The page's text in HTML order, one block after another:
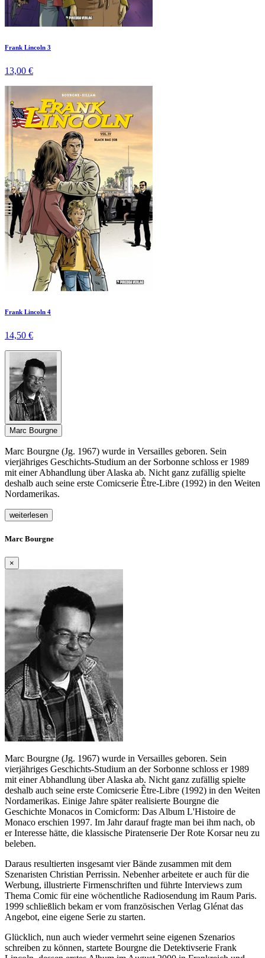
Frank Lincoln 3
13,00 €
Frank Lincoln 4
14,50 €
Marc Bourgne
Marc Bourgne (Jg. 1967) wurde in Versailles geboren. Sein
vierjähriges Geschichts-Studium an der Sorbonne schloss er 1989
mit einer Abhandlung über Alaska ab. Nicht ganz zufällig spielte
deshalb auch seine erste Comicserie Être-Libre (1992) in den Weiten
Nordamerikas.
weiterlesen
Marc Bourgne
×
Marc Bourgne (Jg. 1967) wurde in Versailles geboren. Sein
vierjähriges Geschichts-Studium an der Sorbonne schloss er 1989
mit einer Abhandlung über Alaska ab. Nicht ganz zufällig spielte
deshalb auch seine erste Comicserie Être-Libre (1992) in den Weiten
Nordamerikas. Einige Jahre später realisierte Bourgne die
Geschichte Monacos in Comicform: Das Album L'Histoire de
Monaco erschien 1997. Im Jahr darauf fragte man bei ihm nach, ob
er Interesse hätte, die klassische Piratenserie Der Rote Korsar neu zu
beleben.
Daraus resultierten insgesamt vier Bände zusammen mit dem
Szenaristen Christian Perrissin. Nebenher arbeitete er auch für die
Werbung, illustrierte Firmenschriften und führte Interviews zum
Thema Comic für eine wöchentliche Radiosendung im Raum Paris.
1999 schließlich bekam er vom französischen Verlag Glénat das
Angebot, eine eigene Serie zu starten.
Glücklich, nun auch wieder vermehrt seine eigenen Szenarios
schreiben zu können, startete Bourgne die Detektivserie Frank